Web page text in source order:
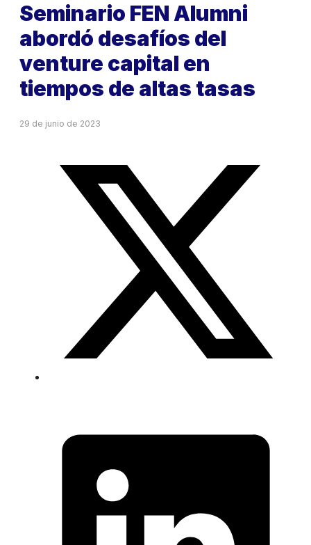
Seminario FEN Alumni
abordó desafíos del
venture capital en
tiempos de altas tasas
29 de junio de 2023